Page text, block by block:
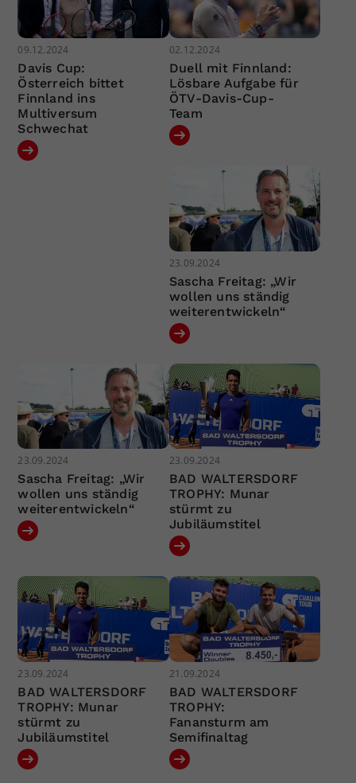
09.12.2024
Davis Cup:
Österreich bittet
Finnland ins
Multiversum
Schwechat
02.12.2024
Duell mit Finnland:
Lösbare Aufgabe für
ÖTV-Davis-Cup-
Team
23.09.2024
Sascha Freitag: „Wir
wollen uns ständig
weiterentwickeln“
23.09.2024
Sascha Freitag: „Wir
wollen uns ständig
weiterentwickeln“
23.09.2024
BAD WALTERSDORF
TROPHY: Munar
stürmt zu
Jubiläumstitel
23.09.2024
BAD WALTERSDORF
TROPHY: Munar
stürmt zu
Jubiläumstitel
21.09.2024
BAD WALTERSDORF
TROPHY:
Fanansturm am
Semifinaltag